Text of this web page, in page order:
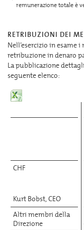
Roland Leuenberger
Totale
remunerazione totale è
RETRIBUZIONI DEI
Nell’esercizio in esame
retribuzione in denaro
La pubblicazione
seguente elenco:
CHF
Kurt Bobst, CEO
Altri membri della
Direzione